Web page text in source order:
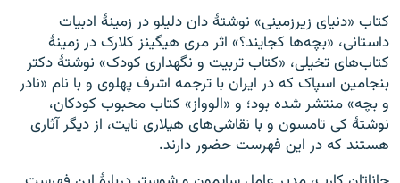
کتاب «دنیای زیرزمینی» نوشتهٔ دان دلیلو در زمینهٔ ادبیات
داستانی، «بچه‌ها کجایند؟» اثر مری هیگینز کلارک در زمینهٔ
کتاب‌های تخیلی، «کتاب تربیت و نگهداری کودک» نوشتهٔ دکتر
بنجامین اسپاک که در ایران با ترجمه اشرف پهلوی و با نام «نادر
و بچه» منتشر شده بود؛ و «الوواز» کتاب محبوب کودکان،
نوشتهٔ کی تامسون و با نقاشی‌های هیلاری نایت، از دیگر آثاری
هستند که در این فهرست حضور دارند.